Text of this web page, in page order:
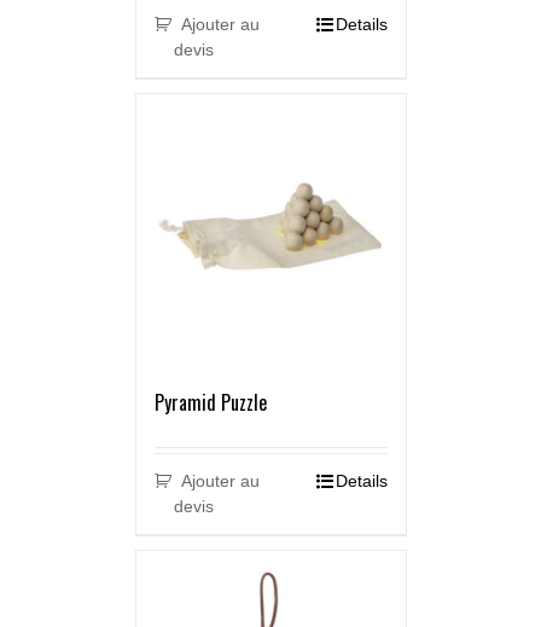
Ajouter au
devis
Details
Pyramid Puzzle
Ajouter au
devis
Details